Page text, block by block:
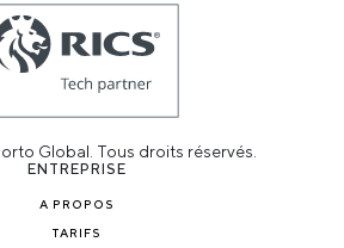
Global. Tous droits réservés.
ENTREPRISE
A PROPOS
TARIFS